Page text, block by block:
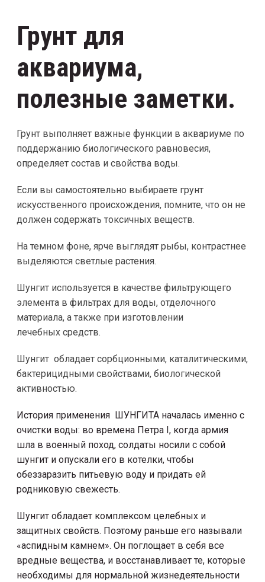
Грунт для
аквариума,
полезные заметки.
Грунт выполняет важные функции в аквариуме по
поддержанию биологического равновесия,
определяет состав и свойства воды.
Если вы самостоятельно выбираете грунт
искусственного происхождения, помните, что он не
должен содержать токсичных веществ.
На темном фоне, ярче выглядят рыбы, контрастнее
выделяются светлые растения.
Шунгит используется в качестве фильтрующего
элемента в фильтрах для воды, отделочного
материала, а также при изготовлении
лечебных средств.
Шунгит обладает сорбционными, каталитическими,
бактерицидными свойствами, биологической
активностью.
История применения ШУНГИТА началась именно с
очистки воды: во времена Петра I, когда армия
шла в военный поход, солдаты носили с собой
шунгит и опускали его в котелки, чтобы
обеззаразить питьевую воду и придать ей
родниковую свежесть.
Шунгит обладает комплексом целебных и
защитных свойств. Поэтому раньше его называли
«аспидным камнем». Он поглощает в себя все
вредные вещества, и восстанавливает те, которые
необходимы для нормальной жизнедеятельности